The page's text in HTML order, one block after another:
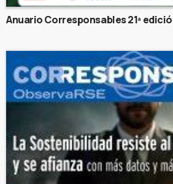
Anuario Corresponsables 21ª